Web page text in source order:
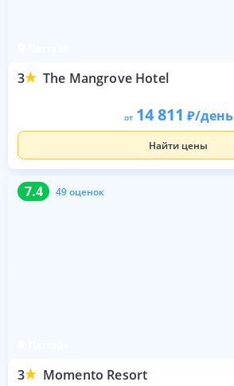
3 The Mangrove Hotel
от 14 811 /день
Найти цены
7.4 49 оценок
3 Momento Resort
7.4 49 оценок